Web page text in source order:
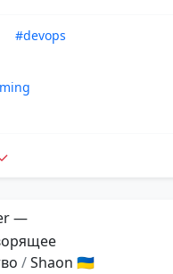
#devops
—
/Shaon 🇺🇦